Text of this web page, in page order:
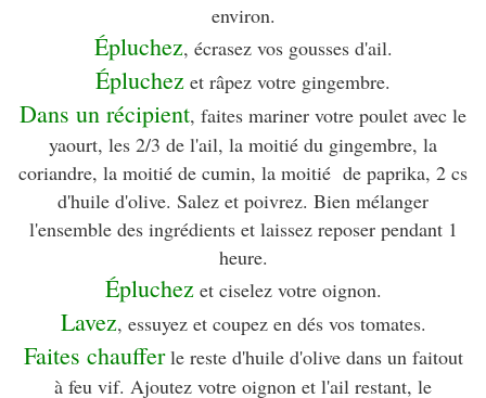
environ.
Épluchez, écrasez vos gousses d'ail.
Épluchez et râpez votre gingembre.
Dans un récipient, faites mariner votre poulet avec le
yaourt, les 2/3 de l'ail, la moitié du gingembre, la
coriandre, la moitié de cumin, la moitié de paprika, 2 cs
d'huile d'olive. Salez et poivrez. Bien mélanger
l'ensemble des ingrédients et laissez reposer pendant 1
heure.
Épluchezet ciselez votre oignon.
Lavez, essuyez et coupez en dés vos tomates.
Faites chaufferle reste d'huile d'olive dans un faitout
à feu vif. Ajoutez votre oignon et l'ail restant, le